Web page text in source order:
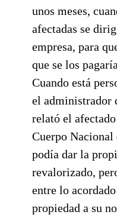
unos meses,
afectadas se
empresa, para
que se los
Cuando está
el administrador
relató el
Cuerpo
podía dar la
revalorizado,
entre lo
propiedad a su